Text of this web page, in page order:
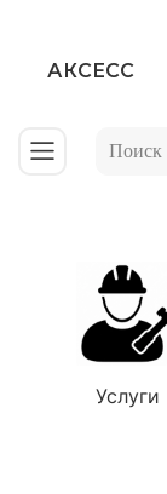
АКСЕСС
Услуги